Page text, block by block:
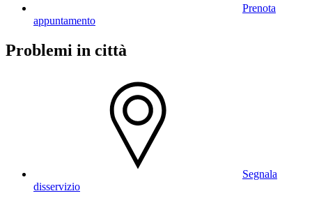
Prenota
appuntamento
Problemi in città
Segnala
disservizio